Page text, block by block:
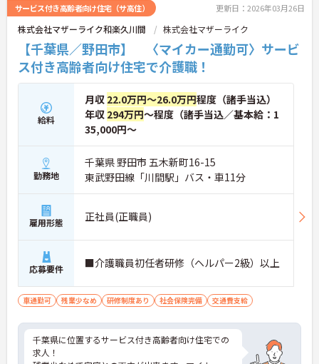
サービス付き高齢者向け住宅（サ高住） 更新日：2026年03月26日
株式会社マザーライク和楽久川間 株式会社マザーライク
【千葉県／野田市】 〈マイカー通勤可〉サービ
ス付き高齢者向け住宅で介護職！
給料
月収 22.0万円～26.0万円程度（諸手当込）
年収 294万円～程度（諸手当込／基本給：1
35,000円～
勤務地
千葉県 野田市 五木新町16-15
東武野田線「川間駅」バス・車11分
雇用形態 正社員(正職員)
応募要件 ■介護職員初任者研修（ヘルパー2級）以上
車通勤可 残業少なめ 研修制度あり 社会保険完備 交通費支給
千葉県に位置するサービス付き高齢者向け住宅での
求人！